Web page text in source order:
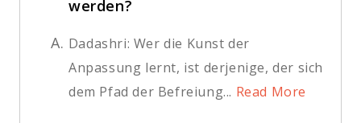
werden?
A. Dadashri: Wer die Kunst der
Anpassung lernt, ist derjenige, der sich
dem Pfad der Befreiung... Read More